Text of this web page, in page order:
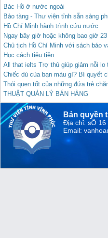
Bác Hồ ở nước ngoài
Bảo tàng - Thư viện tỉnh sẵn sàng
Hồ Chí Minh hành trình cứu nước
Ngay bây giờ hoặc không bao giờ
Chủ tịch Hồ Chí Minh với sách báo
Học cách tiêu tiền
All that ielts Trợ thủ giúp giảm nỗi lo
Chiếc dù của bạn màu gì? Bí quyết
Thói quen tốt của những đứa trẻ
THUẬT QUẢN LÝ BÁN HÀNG
Bản quyền
Địa chỉ: sỐ
Email: